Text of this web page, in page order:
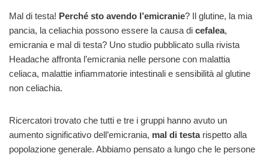
Mal di testa! Perché sto avendo l’emicranie? Il glutine, la mia
pancia, la celiachia possono essere la causa di cefalea,
emicrania e mal di testa? Uno studio pubblicato sulla rivista
Headache affronta l’emicrania nelle persone con malattia
celiaca, malattie infiammatorie intestinali e sensibilità al glutine
non celiachia.
Ricercatori trovato che tutti e tre i gruppi hanno avuto un
aumento significativo dell’emicrania, mal di testarispetto alla
popolazione generale. Abbiamo pensato a lungo che le persone